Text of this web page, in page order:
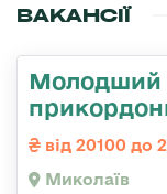
ВАКАНСІЇ
Молодший
від 20100 до
Миколаїв